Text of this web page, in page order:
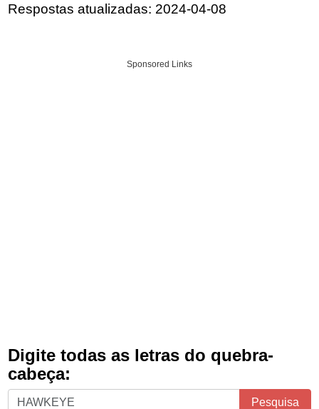
Respostas atualizadas: 2024-04-08
Sponsored Links
Digite todas as letras do quebra-
cabeça:
Digite
Pesquisa